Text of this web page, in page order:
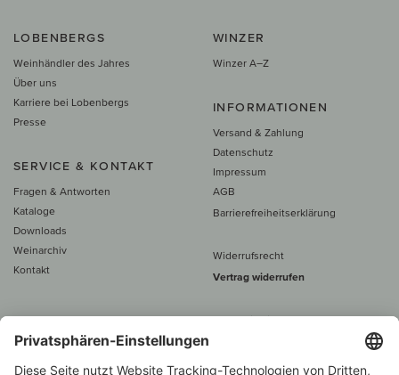
LOBENBERGS
Weinhändler des Jahres
Über uns
Karriere bei Lobenbergs
Presse
SERVICE & KONTAKT
Fragen & Antworten
Kataloge
Downloads
Weinarchiv
Kontakt
WINZER
Winzer A–Z
INFORMATIONEN
Versand & Zahlung
Datenschutz
Impressum
AGB
Barrierefreiheitserklärung
Widerrufsrecht
Vertrag widerrufen
Alle Preise inkl. MwSt., zzgl. 5 €
60 € versand­kosten­